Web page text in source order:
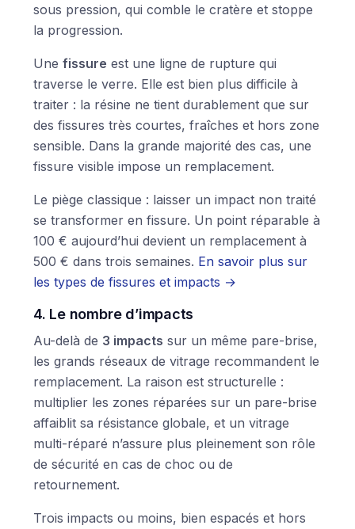
sous pression, qui comble le cratère et stoppe
la progression.
Une fissure est une ligne de rupture qui
traverse le verre. Elle est bien plus difficile à
traiter : la résine ne tient durablement que sur
des fissures très courtes, fraîches et hors zone
sensible. Dans la grande majorité des cas, une
fissure visible impose un remplacement.
Le piège classique : laisser un impact non traité
se transformer en fissure. Un point réparable à
100 € aujourd’hui devient un remplacement à
500 € dans trois semaines. En savoir plus sur
les types de fissures et impacts →
4. Le nombre d’impacts
Au-delà de 3 impacts sur un même pare-brise,
les grands réseaux de vitrage recommandent le
remplacement. La raison est structurelle :
multiplier les zones réparées sur un pare-brise
affaiblit sa résistance globale, et un vitrage
multi-réparé n’assure plus pleinement son rôle
de sécurité en cas de choc ou de
retournement.
Trois impacts ou moins, bien espacés et hors